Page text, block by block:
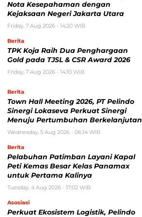
Nota Kesepahaman dengan
Kejaksaan Negeri Jakarta Utara
Friday, 7 Aug 2026 - 14:20 WIB
Berita
TPK Koja Raih Dua Penghargaan
Gold pada TJSL & CSR Award 2026
Friday, 7 Aug 2026 - 14:10 WIB
Berita
Town Hall Meeting 2026, PT Pelindo
Sinergi Lokaseva Perkuat Sinergi
Menuju Pertumbuhan Berkelanjutan
Wednesday, 5 Aug 2026 - 06:14 WIB
Berita
Pelabuhan Patimban Layani Kapal
Peti Kemas Besar Kelas Panamax
untuk Pertama Kalinya
Tuesday, 4 Aug 2026 - 17:02 WIB
Asosiasi
Perkuat Ekosistem Logistik, Pelindo